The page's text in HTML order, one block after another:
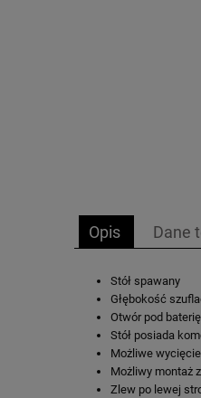
Opis Dane
Stół spawany
Głębokość
Otwór pod
Stół posiada
Możliwe
Możliwy montaż
Zlew po lewej